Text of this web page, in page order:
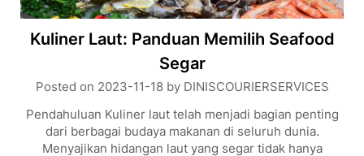
Kuliner Laut: Panduan Memilih Seafood
Segar
Posted on 2023-11-18by DINISCOURIERSERVICES
Pendahuluan Kuliner laut telah menjadi bagian penting
dari berbagai budaya makanan di seluruh dunia.
Menyajikan hidangan laut yang segar tidak hanya